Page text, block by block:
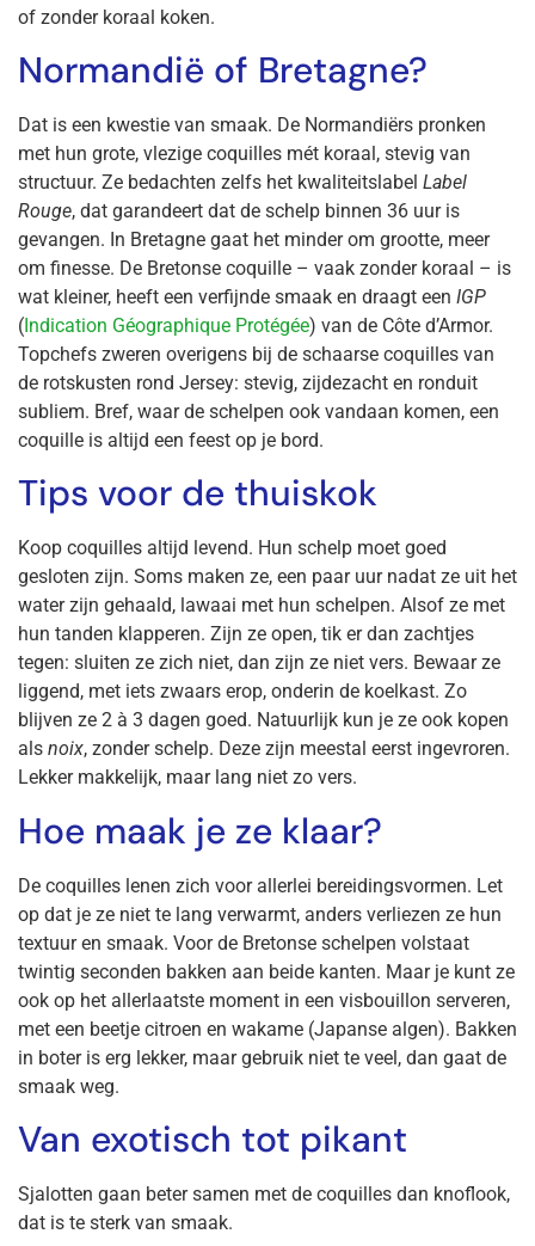
of zonder koraal koken.
Normandië of Bretagne?
Dat is een kwestie van smaak. De Normandiërs pronken
met hun grote, vlezige coquilles mét koraal, stevig van
structuur. Ze bedachten zelfs het kwaliteitslabel Label
Rouge, dat garandeert dat de schelp binnen 36 uur is
gevangen. In Bretagne gaat het minder om grootte, meer
om finesse. De Bretonse coquille – vaak zonder koraal – is
wat kleiner, heeft een verfijnde smaak en draagt een IGP
(Indication Géographique Protégée) van de Côte d’Armor.
Topchefs zweren overigens bij de schaarse coquilles van
de rotskusten rond Jersey: stevig, zijdezacht en ronduit
subliem. Bref, waar de schelpen ook vandaan komen, een
coquille is altijd een feest op je bord.
Tips voor de thuiskok
Koop coquilles altijd levend. Hun schelp moet goed
gesloten zijn. Soms maken ze, een paar uur nadat ze uit het
water zijn gehaald, lawaai met hun schelpen. Alsof ze met
hun tanden klapperen. Zijn ze open, tik er dan zachtjes
tegen: sluiten ze zich niet, dan zijn ze niet vers. Bewaar ze
liggend, met iets zwaars erop, onderin de koelkast. Zo
blijven ze 2 à 3 dagen goed. Natuurlijk kun je ze ook kopen
als noix, zonder schelp. Deze zijn meestal eerst ingevroren.
Lekker makkelijk, maar lang niet zo vers.
Hoe maak je ze klaar?
De coquilles lenen zich voor allerlei bereidingsvormen. Let
op dat je ze niet te lang verwarmt, anders verliezen ze hun
textuur en smaak. Voor de Bretonse schelpen volstaat
twintig seconden bakken aan beide kanten. Maar je kunt ze
ook op het allerlaatste moment in een visbouillon serveren,
met een beetje citroen en wakame (Japanse algen). Bakken
in boter is erg lekker, maar gebruik niet te veel, dan gaat de
smaak weg.
Van exotisch tot pikant
Sjalotten gaan beter samen met de coquilles dan knoflook,
dat is te sterk van smaak.